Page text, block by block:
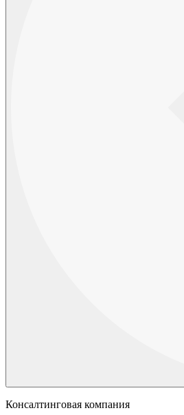
Консалтинговая компания